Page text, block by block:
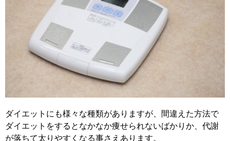
ダイエットにも様々な種類がありますが、間違えた方法で
ダイエットをするとなかなか痩せられないばかりか、代謝
が落ちて太りやすくなる事さえあります。